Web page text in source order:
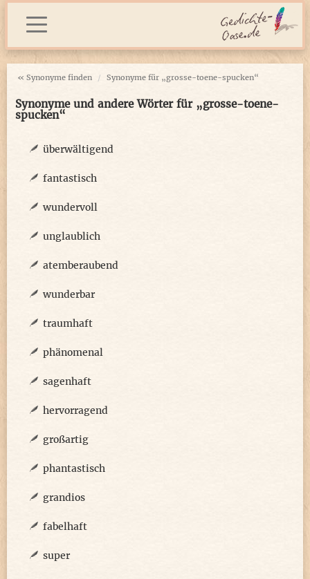
« Synonyme finden Synonyme für „grosse-toene-spucken“
Synonyme und andere Wörter für „grosse-toene-
spucken“
überwältigend
fantastisch
wundervoll
unglaublich
atemberaubend
wunderbar
traumhaft
phänomenal
sagenhaft
hervorragend
großartig
phantastisch
grandios
fabelhaft
super